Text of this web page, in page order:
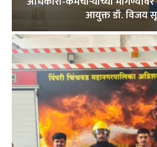
आयुक्त डॉ. विजय